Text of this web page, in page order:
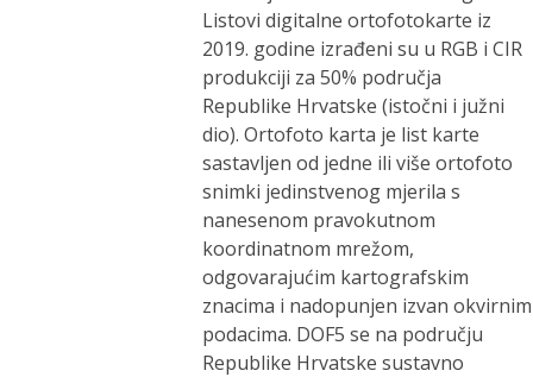
Listovi digitalne ortofotokarte iz
2019. godine izrađeni su u RGB i CIR
produkciji za 50% područja
Republike Hrvatske (istočni i južni
dio). Ortofoto karta je list karte
sastavljen od jedne ili više ortofoto
snimki jedinstvenog mjerila s
nanesenom pravokutnom
koordinatnom mrežom,
odgovarajućim kartografskim
znacima i nadopunjen izvan okvirnim
podacima. DOF5 se na području
Republike Hrvatske sustavno